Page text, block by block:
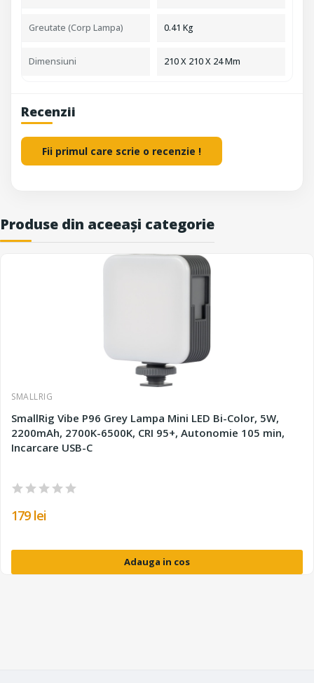
Greutate (Corp Lampa) 0.41 Kg
Dimensiuni 210 X 210 X 24 Mm
Recenzii
Fii primul care scrie o recenzie !
Produse din aceeași categorie
SMALLRIG
SmallRig Vibe P96 Grey Lampa Mini LED Bi-Color, 5W,
2200mAh, 2700K-6500K, CRI 95+, Autonomie 105 min,
Incarcare USB-C
179 lei
Adauga in cos